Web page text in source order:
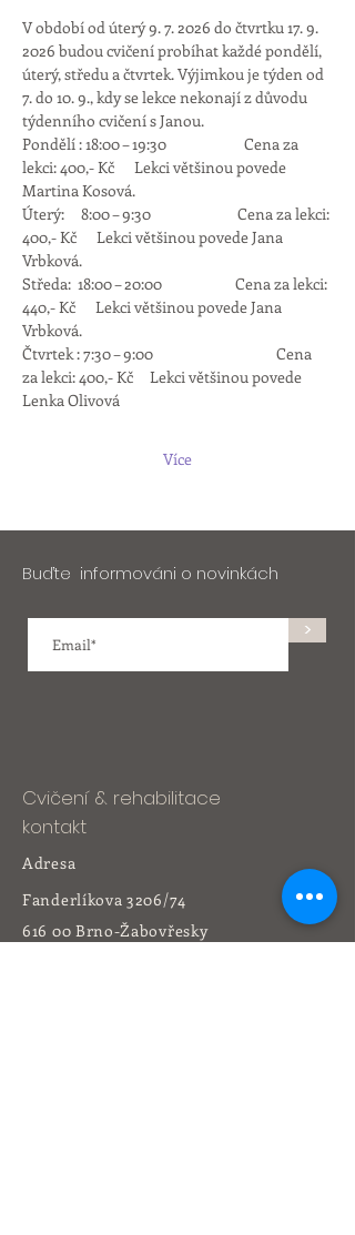
V období od úterý 9. 7. 2026 do čtvrtku 17. 9.
2026 budou cvičení probíhat každé pondělí,
úterý, středu a čtvrtek. Výjimkou je týden od
7. do 10. 9., kdy se lekce nekonají z důvodu
týdenního cvičení s Janou.
Pondělí : 18:00 – 19:30          	Cena za
lekci: 400,- Kč      Lekci většinou povede
Martina Kosová.
Úterý:     8:00 – 9:30                          Cena za lekci:
400,- Kč      Lekci většinou povede Jana
Vrbková.
Středa:  18:00 – 20:00                      Cena za lekci:
440,- Kč      Lekci většinou povede Jana
Vrbková.
Čtvrtek : 7:30 – 9:00 	                       Cena
za lekci: 400,- Kč     Lekci většinou povede
Lenka Olivová
Více
Buďte informováni o novinkách
>
Cvičení & rehabilitace
kontakt
Adresa
Fanderlíkova 3206/74
616 00 Brno-Žabovřesky